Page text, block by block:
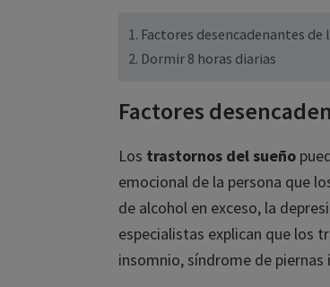
Factores desencadenantes de
Dormir 8 horas diarias
Factores
Lostrastornos del sueño
emocional de la persona que
de alcohol en exceso, la
especialistas explican que los
insomnio, síndrome de